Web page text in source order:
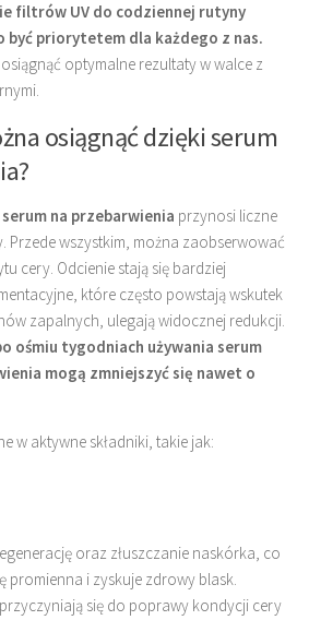
filtrów UV do codziennej rutyny
być priorytetem dla każdego z nas.
optymalne rezultaty w walce z
osiągnąć dzięki serum
na przebarwienia przynosi liczne
Przede wszystkim, można zaobserwować
cery. Odcienie stają się bardziej
które często powstają wskutek
zapalnych, ulegają widocznej redukcji.
ośmiu tygodniach używania serum
mogą zmniejszyć się nawet o
w aktywne składniki, takie jak:
oraz złuszczanie naskórka, co
promienna i zyskuje zdrowy blask.
się do poprawy kondycji cery